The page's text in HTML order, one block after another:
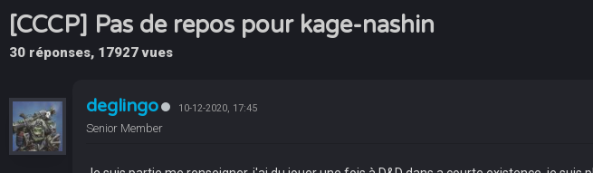
[CCCP] Pas de repos pour kage-nashin
30 réponses, 17927 vues
deglingo 10-12-2020, 17:45
Senior Member